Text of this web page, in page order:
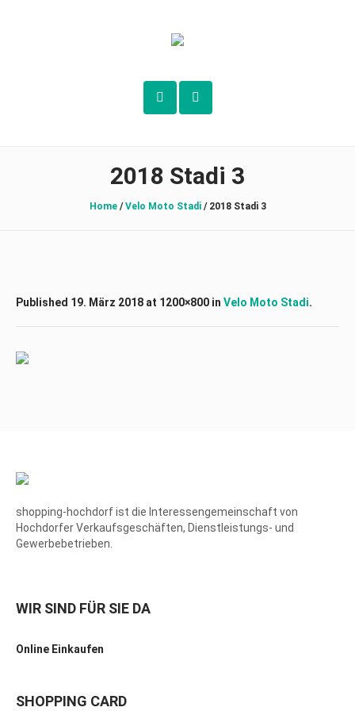
2018 Stadi 3
Home /Velo Moto Stadi / 2018 Stadi 3
Published 19. März 2018 at 1200×800 in Velo Moto Stadi.
shopping-hochdorf ist die Interessengemeinschaft von
Hochdorfer Verkaufsgeschäften, Dienstleistungs- und
Gewerbebetrieben.
WIR SIND FÜR SIE DA
Online Einkaufen
SHOPPING CARD